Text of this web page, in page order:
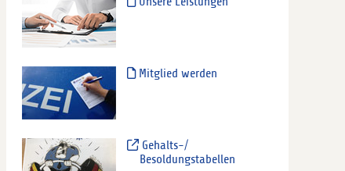
Mitglied werden
Gehalts-/
Besoldungstabellen